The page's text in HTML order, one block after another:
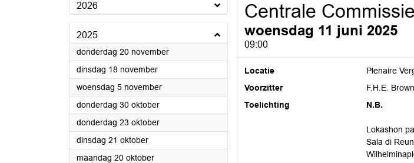
2026
2025
donderdag 20 november2025
dinsdag 18 november2025
woensdag 5 november2025
donderdag 30 oktober2025
donderdag 23 oktober2025
dinsdag 21 oktober2025
maandag 20 oktober2025
Centrale Commissie
woensdag 11 juni 2025
09:00
Locatie
Plenaire
Voorzitter
F.H.E.
Toelichting
N.B.
Lokashon
Sala di